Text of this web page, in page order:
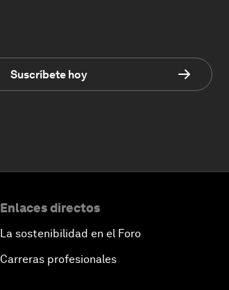
Suscríbete hoy
Enlaces directos
La sostenibilidad en el Foro
Carreras profesionales